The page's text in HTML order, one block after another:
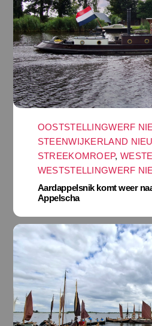
OOSTSTELLINGWERF
STEENWIJKERLAND
STREEKOMROEP,
WESTSTELLINGWERF
Aardappelsnik komt weer
Appelscha